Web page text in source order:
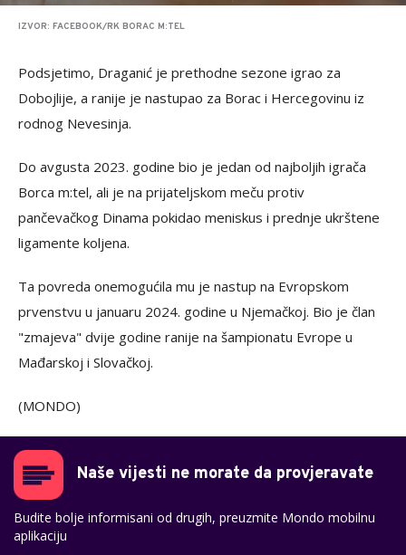
IZVOR: FACEBOOK/RK BORAC M:TEL
Podsjetimo, Draganić je prethodne sezone igrao za
Dobojlije, a ranije je nastupao za Borac i Hercegovinu iz
rodnog Nevesinja.
Do avgusta 2023. godine bio je jedan od najboljih igrača
Borca m:tel, ali je na prijateljskom meču protiv
pančevačkog Dinama pokidao meniskus i prednje ukrštene
ligamente koljena.
Ta povreda onemogućila mu je nastup na Evropskom
prvenstvu u januaru 2024. godine u Njemačkoj. Bio je član
"zmajeva" dvije godine ranije na šampionatu Evrope u
Mađarskoj i Slovačkoj.
(MONDO)
Naše vijesti ne morate da provjeravate
Budite bolje informisani od drugih, preuzmite Mondo mobilnu
aplikaciju